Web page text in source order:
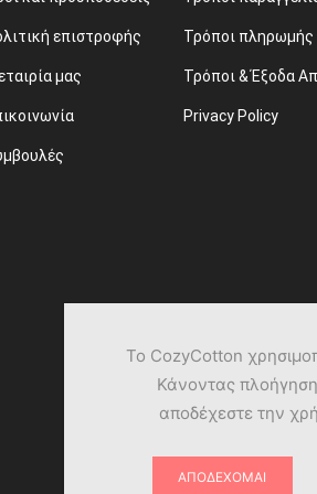
επιστροφής
μας
Τρόποι πληρωμής
Τρόποι & Έξοδα
Privacy Policy
Το CozyCotton
Κάνοντας
αποδέχεστε την
ΑΠΟΔΈΧΟΜΑΙ